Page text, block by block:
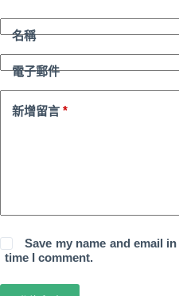
名稱
電子郵件
新增留言 *
Save my name and email
time I comment.